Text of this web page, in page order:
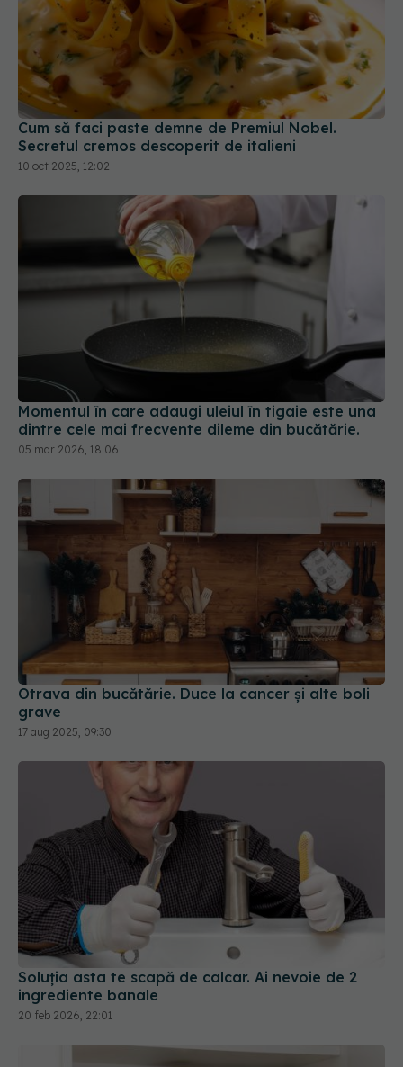
Cum să faci paste demne de Premiul Nobel.
Secretul cremos descoperit de italieni
10 oct 2025, 12:02
Momentul în care adaugi uleiul în tigaie este una
dintre cele mai frecvente dileme din bucătărie.
05 mar 2026, 18:06
Otrava din bucătărie. Duce la cancer și alte boli
grave
17 aug 2025, 09:30
Soluția asta te scapă de calcar. Ai nevoie de 2
ingrediente banale
20 feb 2026, 22:01